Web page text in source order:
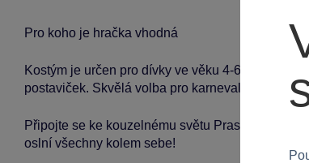
Pro koho je hračka vhodná
Kostým je určen pro dívky ve věku 4-6 let, které
postaviček. Skvělá volba pro karnevaly, oslavy a
Připojte se ke kouzelnému světu Prasátka
oslní všechny kolem sebe!